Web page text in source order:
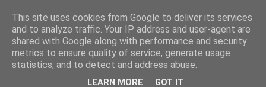
This site uses cookies from Google to deliver its services
and to analyze traffic. Your IP address and user-agent are
shared with Google along with performance and security
metrics to ensure quality of service, generate usage
statistics, and to detect and address abuse.
LEARN MORE GOT IT